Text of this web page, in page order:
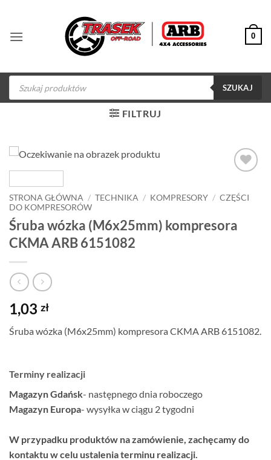
zawartości
0
Wyszukiwarka
produktów
SZUKAJ
FILTRUJ
obserwowanych
STRONA GŁÓWNA / TECHNIKA / KOMPRESORY / CZĘŚCI
DO KOMPRESORÓW
Śruba wózka (M6x25mm) kompresora
CKMA ARB 6151082
1,03 zł
Śruba wózka (M6x25mm) kompresora CKMA ARB 6151082.
Terminy realizacji
Magazyn Gdańsk- następnego dnia roboczego
Magazyn Europa- wysyłka w ciągu 2 tygodni
W przypadku produktów na zamówienie, zachęcamy do
kontaktu w celu ustalenia terminu realizacji.